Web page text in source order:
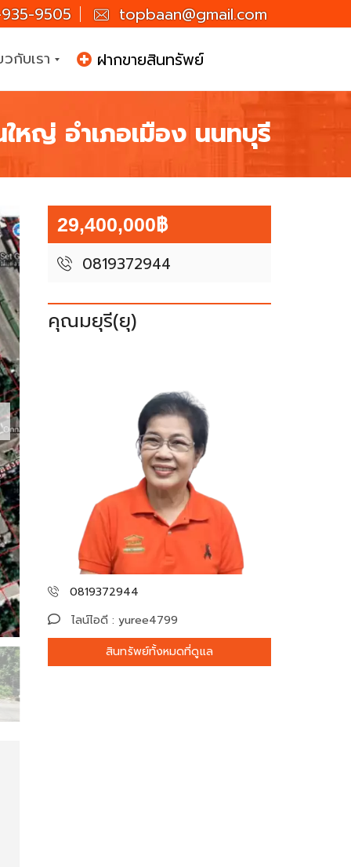
9505 topbaan@gmail.com
วกับเรา ฝากขายสินทรัพย์
ญ่ อำเภอเมือง นนทบุรี
29,400,000฿
0819372944
คุณมยุรี(ยุ)
0819372944
ไลน์ไอดี : yuree4799
สินทรัพย์ทั้งหมดที่ดูแล